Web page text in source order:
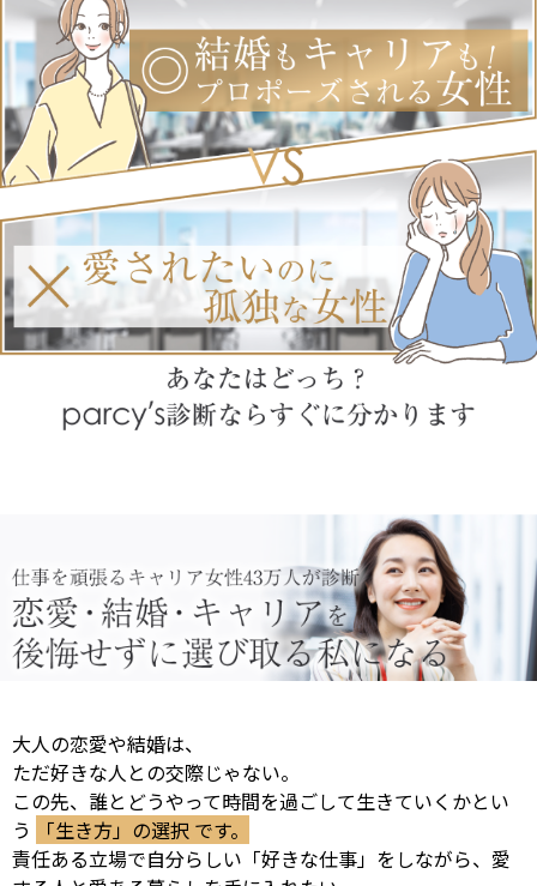
大人の恋愛や結婚は、
ただ好きな人との交際じゃない。
この先、誰とどうやって時間を過ごして生きていくかとい
う
「生き方」の選択 です。
責任ある立場で自分らしい「好きな仕事」をしながら、愛